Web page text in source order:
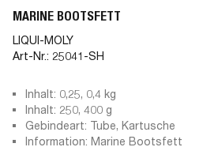
MARINE BOOTSFETT
LIQUI-MOLY
Art-Nr.: 25041-SH
Inhalt: 0,25, 0,4 kg
Inhalt: 250, 400 g
Gebindeart: Tube, Kartusche
Information: Marine Bootsfett